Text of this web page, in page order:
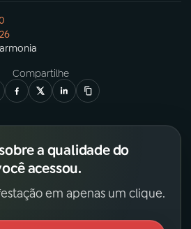
Compartilhe
a qualidade do
acessou.
em apenas um clique.